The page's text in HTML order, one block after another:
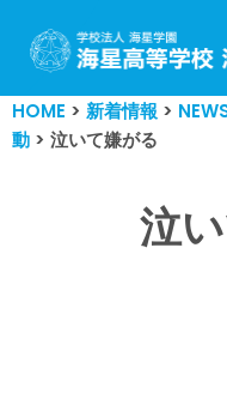
コ
ン
テ
ン
HOME > 新着情報 >
動 > 泣いて嫌がる
泣